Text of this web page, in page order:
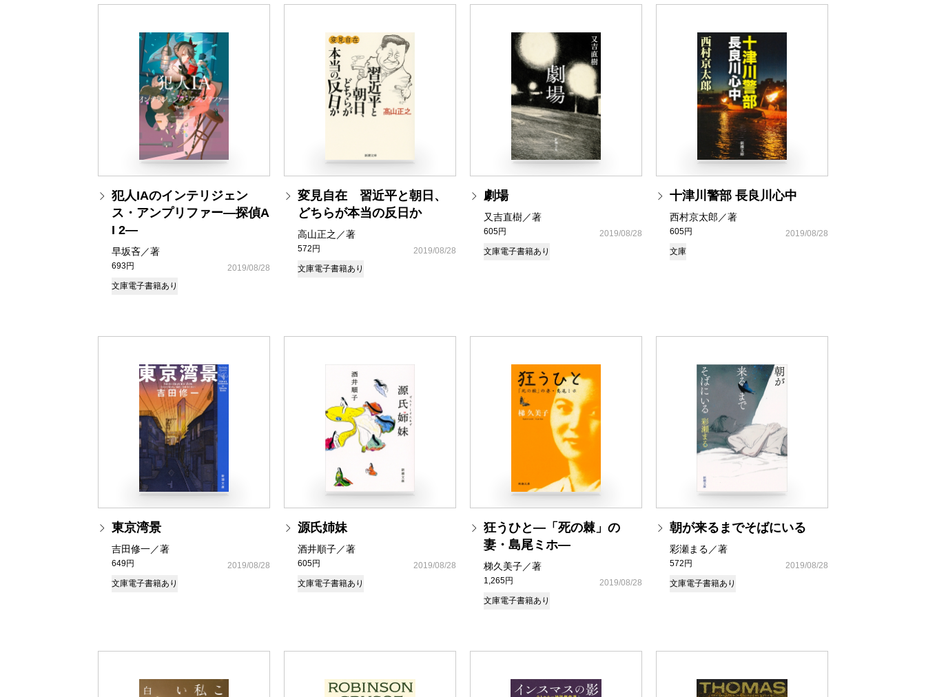
犯人IAのインテリジェン
ス・アンプリファー―探偵A
I 2―
早坂吝／著
693円
2019/08/28
文庫電子書籍あり
変見自在 習近平と朝日、
どちらが本当の反日か
高山正之／著
572円
2019/08/28
文庫電子書籍あり
劇場
又吉直樹／著
605円
2019/08/28
文庫電子書籍あり
十津川警部 長良川心中
西村京太郎／著
605円
2019/08/28
文庫
東京湾景
吉田修一／著
649円
2019/08/28
文庫電子書籍あり
源氏姉妹
酒井順子／著
605円
2019/08/28
文庫電子書籍あり
狂うひと―「死の棘」の
妻・島尾ミホ―
梯久美子／著
1,265円
2019/08/28
文庫電子書籍あり
朝が来るまでそばにいる
彩瀬まる／著
572円
2019/08/28
文庫電子書籍あり